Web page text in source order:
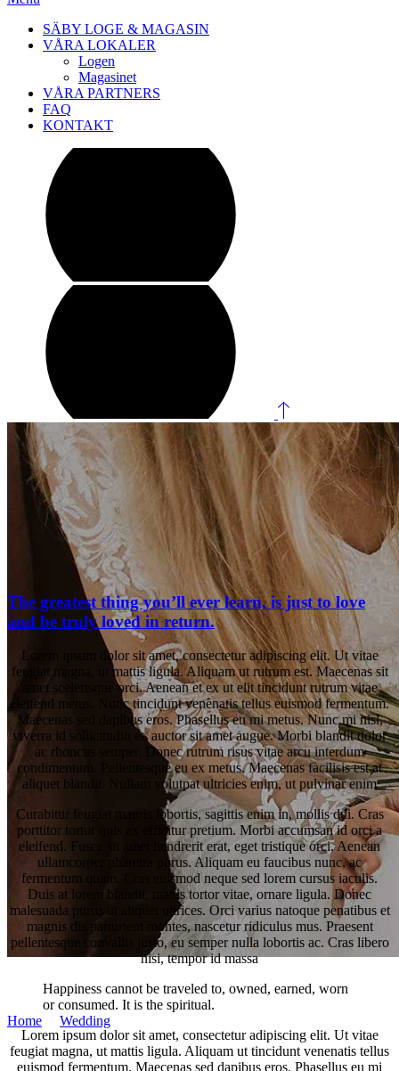
SÄBY LOGE & MAGASIN
VÅRA LOKALER
Logen
Magasinet
VÅRA PARTNERS
FAQ
KONTAKT
Säby Loge & Magasin
Home Wedding
love and be truly loved in return.
The greatest thing you’ll ever learn, is just to love
and be truly loved in return.
Lorem ipsum dolor sit amet, consectetur adipiscing elit. Ut vitae
feugiat magna, ut mattis ligula. Aliquam ut rutrum est. Maecenas sit
amet scelerisque orci. Aenean et ex ut elit tincidunt rutrum vitae
eleifend metus. Nunc tincidunt venenatis tellus euismod fermentum.
Maecenas sed dapibus eros. Phasellus eu mi metus. Nunc mi nisl,
viverra id sollicitudin et, auctor sit amet augue. Morbi blandit dolor
ac rhoncus semper. Donec rutrum risus vitae arcu interdum
condimentum. Pellentesque eu ex metus. Maecenas facilisis est at
aliquet blandit. Nullam volutpat ultricies enim, ut pulvinar enim
Curabitur feugiat mauris lobortis, sagittis enim in, mollis dui. Cras
porttitor tortor quis ex efficitur pretium. Morbi accumsan id orci a
eleifend. Fusce sit amet hendrerit erat, eget tristique orci. Aenean
ullamcorper pharetra purus. Aliquam eu faucibus nunc, ac
fermentum quam. Cras euismod neque sed lorem cursus iaculis.
Duis at lorem blandit, mattis tortor vitae, ornare ligula. Donec
malesuada purus ut aliquet ultrices. Orci varius natoque penatibus et
magnis dis parturient montes, nascetur ridiculus mus. Praesent
pellentesque convallis justo, eu semper nulla lobortis ac. Cras libero
nisi, tempor id massa
Happiness cannot be traveled to, owned, earned, worn
or consumed. It is the spiritual.
Lorem ipsum dolor sit amet, consectetur adipiscing elit. Ut vitae
feugiat magna, ut mattis ligula. Aliquam ut tincidunt venenatis tellus
euismod fermentum. Maecenas sed dapibus eros. Phasellus eu mi